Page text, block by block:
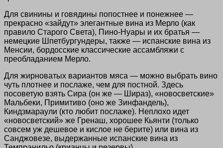
Для свинины и говядины попостнее и понежнее —
прекрасно «зайдут» элегантные вина из Мерло (как
правило Старого Света), Пино-Нуары и их братья —
немецкие Шпетбургундеры, также — испанские вина из
Менсии, бордосские классические ассамбляжи с
преобладанием Мерло.
Для жирноватых вариантов мяса — можно выбрать вино
чуть плотнее и послаже, чем для постной. Здесь
посоветую взять Сира (он же — Шираз), «новосветские»
Мальбеки, Примитиво (оно же Зинфандель),
Киндзмараули (кто любит послаже). Неплохо идет
«новосветский» же Гренаш, хорошее Кьянти (только
совсем уж дешевое и кислое не берите) или вина из
Санджовезе, выдержанные испанские вина из